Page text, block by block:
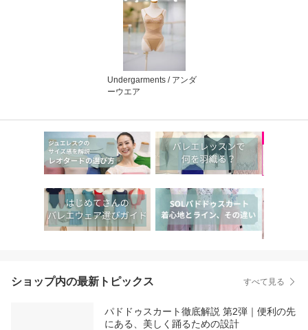
Undergarments / アンダ
ーウエア
ショップ内の最新トピックス すべて見る
パドドゥスカート徹底解説 第2弾｜便利の先
にある、美しく踊るための設計